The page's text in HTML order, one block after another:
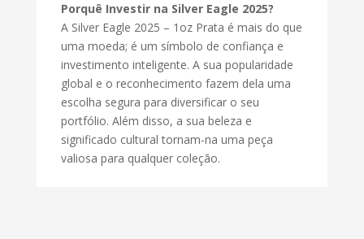
Porquê Investir na Silver Eagle 2025?
A Silver Eagle 2025 – 1oz Prata é mais do que
uma moeda; é um símbolo de confiança e
investimento inteligente. A sua popularidade
global e o reconhecimento fazem dela uma
escolha segura para diversificar o seu
portfólio. Além disso, a sua beleza e
significado cultural tornam-na uma peça
valiosa para qualquer coleção.